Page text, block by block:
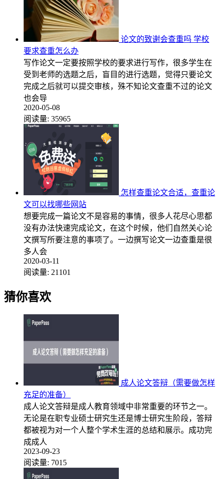
论文的致谢会查重吗 学校
要求查重怎么办
写作论文一定要按照学校的要求进行写作，很多学生在
受到老师的选题之后，盲目的进行选题，觉得只要论文
完成之后就可以提交审核，殊不知论文查重不过的论文
也会导
2020-05-08
阅读量: 35965
怎样查重论文合适，查重论
文可以找哪些网站
想要完成一篇论文不是容易的事情，很多人花尽心思都
没有办法快速完成论文，在这个时候，他们自然关心论
文撰写所要注意的事项了。一边撰写论文一边查重是很
多人会
2020-03-11
阅读量: 21101
猜你喜欢
成人论文答辩（需要做怎样
充足的准备）
成人论文答辩是成人教育领域中非常重要的环节之一。
无论是在职专业硕士研究生还是博士研究生阶段，答辩
都被视为对一个人整个学术生涯的总结和展示。成功完
成成人
2023-09-23
阅读量: 7015